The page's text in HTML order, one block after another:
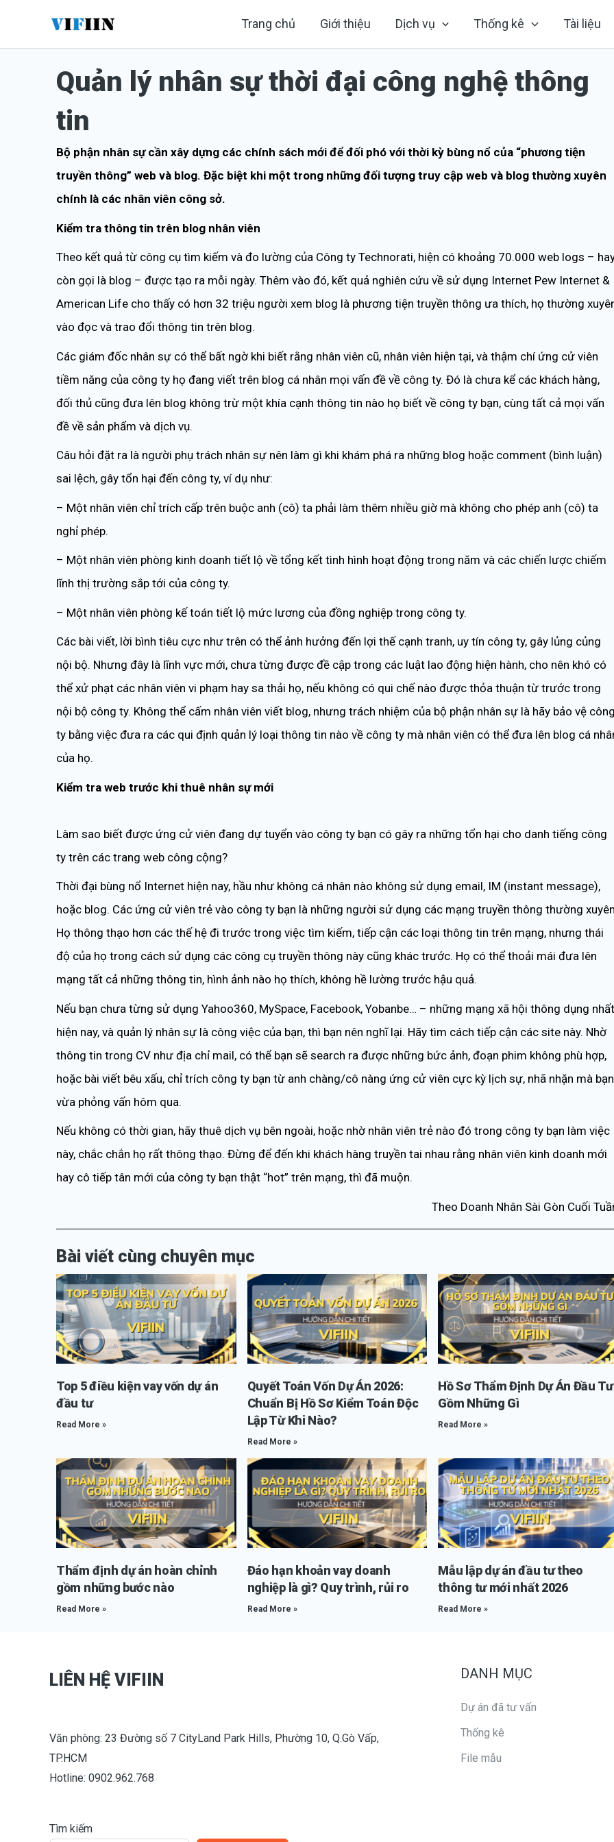
Trang chủ Giới thiệu Dịch vụ Thống kê Tài liệu
Quản lý nhân sự thời đại công nghệ thông
tin
Bộ phận nhân sự cần xây dựng các chính sách mới để đối phó với thời kỳ bùng nổ của “phương tiện
truyền thông” web và blog. Đặc biệt khi một trong những đối tượng truy cập web và blog thường xuyên
chính là các nhân viên công sở.
Kiểm tra thông tin trên blog nhân viên
Theo kết quả từ công cụ tìm kiếm và đo lường của Công ty Technorati, hiện có khoảng 70.000 web logs –
còn gọi là blog – được tạo ra mỗi ngày. Thêm vào đó, kết quả nghiên cứu về sử dụng Internet Pew Internet &
American Life cho thấy có hơn 32 triệu người xem blog là phương tiện truyền thông ưa thích, họ thường
vào đọc và trao đổi thông tin trên blog.
Các giám đốc nhân sự có thể bất ngờ khi biết rằng nhân viên cũ, nhân viên hiện tại, và thậm chí ứng cử viên
tiềm năng của công ty họ đang viết trên blog cá nhân mọi vấn đề về công ty. Đó là chưa kể các khách hàng,
đối thủ cũng đưa lên blog không trừ một khía cạnh thông tin nào họ biết về công ty bạn, cùng tất cả mọi vấn
đề về sản phẩm và dịch vụ.
Câu hỏi đặt ra là người phụ trách nhân sự nên làm gì khi khám phá ra những blog hoặc comment (bình luận)
sai lệch, gây tổn hại đến công ty, ví dụ như:
– Một nhân viên chỉ trích cấp trên buộc anh (cô) ta phải làm thêm nhiều giờ mà không cho phép anh (cô) ta
nghỉ phép.
– Một nhân viên phòng kinh doanh tiết lộ về tổng kết tình hình hoạt động trong năm và các chiến lược chiếm
lĩnh thị trường sắp tới của công ty.
– Một nhân viên phòng kế toán tiết lộ mức lương của đồng nghiệp trong công ty.
Các bài viết, lời bình tiêu cực như trên có thể ảnh hưởng đến lợi thế cạnh tranh, uy tín công ty, gây lủng củng
nội bộ. Nhưng đây là lĩnh vực mới, chưa từng được đề cập trong các luật lao động hiện hành, cho nên khó có
thể xử phạt các nhân viên vi phạm hay sa thải họ, nếu không có qui chế nào được thỏa thuận từ trước trong
nội bộ công ty. Không thể cấm nhân viên viết blog, nhưng trách nhiệm của bộ phận nhân sự là hãy bảo vệ
ty bằng việc đưa ra các qui định quản lý loại thông tin nào về công ty mà nhân viên có thể đưa lên blog cá
của họ.
Kiểm tra web trước khi thuê nhân sự mới
Làm sao biết được ứng cử viên đang dự tuyển vào công ty bạn có gây ra những tổn hại cho danh tiếng công
ty trên các trang web công cộng?
Thời đại bùng nổ Internet hiện nay, hầu như không cá nhân nào không sử dụng email, IM (instant message),
hoặc blog. Các ứng cử viên trẻ vào công ty bạn là những người sử dụng các mạng truyền thông thường
Họ thông thạo hơn các thế hệ đi trước trong việc tìm kiếm, tiếp cận các loại thông tin trên mạng, nhưng thái
độ của họ trong cách sử dụng các công cụ truyền thông này cũng khác trước. Họ có thể thoải mái đưa lên
mạng tất cả những thông tin, hình ảnh nào họ thích, không hề lường trước hậu quả.
Nếu bạn chưa từng sử dụng Yahoo360, MySpace, Facebook, Yobanbe… – những mạng xã hội thông dụng nhất
hiện nay, và quản lý nhân sự là công việc của bạn, thì bạn nên nghĩ lại. Hãy tìm cách tiếp cận các site này. Nhờ
thông tin trong CV như địa chỉ mail, có thể bạn sẽ search ra được những bức ảnh, đoạn phim không phù hợp,
hoặc bài viết bêu xấu, chỉ trích công ty bạn từ anh chàng/cô nàng ứng cử viên cực kỳ lịch sự, nhã nhặn mà bạn
vừa phỏng vấn hôm qua.
Nếu không có thời gian, hãy thuê dịch vụ bên ngoài, hoặc nhờ nhân viên trẻ nào đó trong công ty bạn làm việc
này, chắc chắn họ rất thông thạo. Đừng để đến khi khách hàng truyền tai nhau rằng nhân viên kinh doanh mới
hay cô tiếp tân mới của công ty bạn thật “hot” trên mạng, thì đã muộn.
Theo Doanh Nhân Sài Gòn Cuối
Bài viết cùng chuyên mục
Top 5 điều kiện vay vốn dự án
đầu tư
Read More »
Quyết Toán Vốn Dự Án 2026:
Chuẩn Bị Hồ Sơ Kiểm Toán Độc
Lập Từ Khi Nào?
Read More »
Hồ Sơ Thẩm Định Dự Án Đầu Tư
Gồm Những Gì
Read More »
Thẩm định dự án hoàn chỉnh
gồm những bước nào
Read More »
Đáo hạn khoản vay doanh
nghiệp là gì? Quy trình, rủi ro
Read More »
Mẫu lập dự án đầu tư theo
thông tư mới nhất 2026
Read More »
LIÊN HỆ VIFIIN
Văn phòng: 23 Đường số 7 CityLand Park Hills, Phường 10, Q.Gò Vấp,
TP.HCM
Hotline: 0902.962.768
Tìm kiếm
DANH MỤC
Dự án đã tư vấn
Thống kê
File mẫu